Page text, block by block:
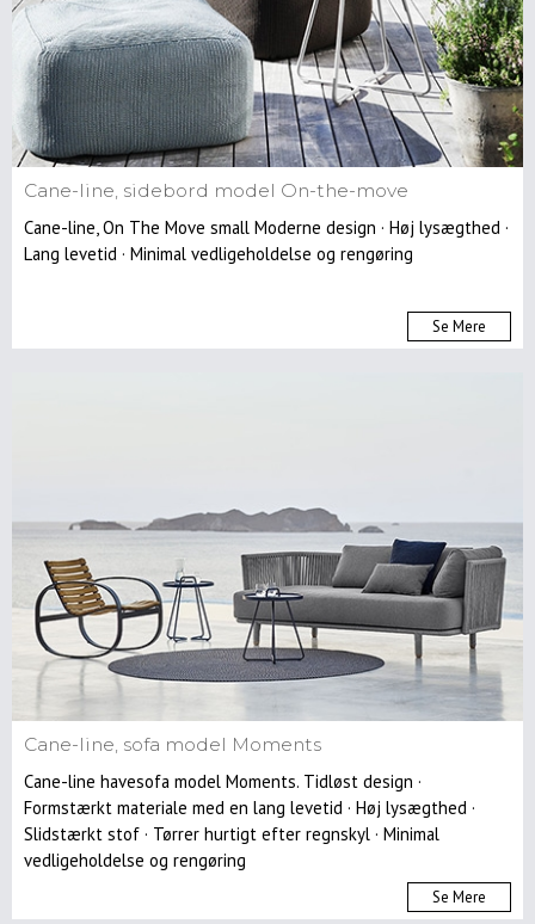
Cane-line, sidebord model On-the-move
Cane-line, On The Move small Moderne design · Høj lysægthed ·
Lang levetid · Minimal vedligeholdelse og rengøring
Se Mere
Cane-line, sofa model Moments
Cane-line havesofa model Moments. Tidløst design ·
Formstærkt materiale med en lang levetid · Høj lysægthed ·
Slidstærkt stof · Tørrer hurtigt efter regnskyl · Minimal
vedligeholdelse og rengøring
Se Mere